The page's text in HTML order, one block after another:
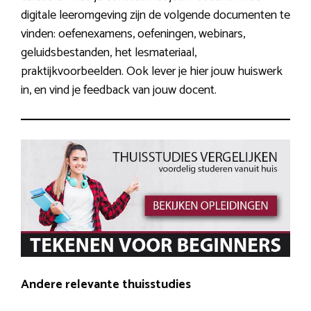
digitale leeromgeving zijn de volgende documenten te
vinden: oefenexamens, oefeningen, webinars,
geluidsbestanden, het lesmateriaal,
praktijkvoorbeelden. Ook lever je hier jouw huiswerk
in, en vind je feedback van jouw docent.
Andere relevante thuisstudies